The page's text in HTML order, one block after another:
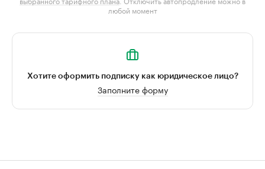
любой момент
Хотите оформить подписку как юридическое лицо?
Заполните форму